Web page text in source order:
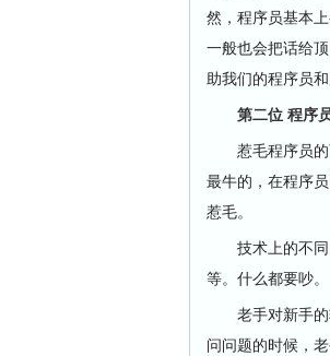
然，程序员基本
一般也会把话给
助我们的程序员和
第二位 程序
惹毛程序员的
最牛的，在程序
惹毛。
技术上的不同
等。什么都要吵。
老手对新手的
问问题的时候，